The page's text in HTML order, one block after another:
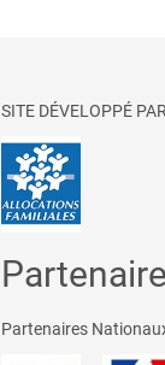
SITE DÉVELOPPÉ
Partenaires